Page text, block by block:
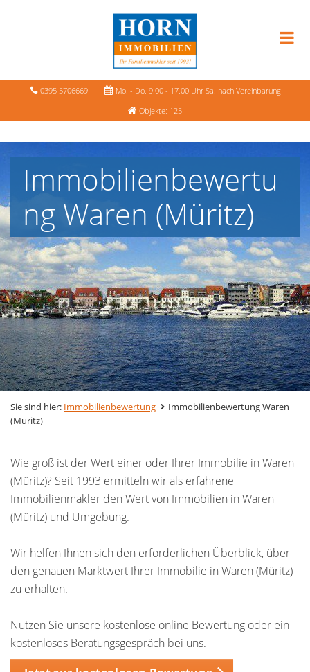
0395 5706669
Mo. - Do. 9.00 - 17.00 Uhr Sa. nach Vereinbarung
Objekte: 125
Immobilienbewertu
ng Waren (Müritz)
Sie sind hier: Immobilienbewertung
Immobilienbewertung Waren
(Müritz)
Wie groß ist der Wert einer oder Ihrer Immobilie in Waren
(Müritz)? Seit 1993 ermitteln wir als erfahrene
Immobilienmakler den Wert von Immobilien in Waren
(Müritz) und Umgebung.
Wir helfen Ihnen sich den erforderlichen Überblick, über
den genauen Marktwert Ihrer Immobilie in Waren (Müritz)
zu erhalten.
Nutzen Sie unsere kostenlose online Bewertung oder ein
kostenloses Beratungsgespräch bei uns.